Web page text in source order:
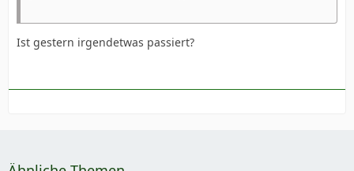
Ist gestern irgendetwas passiert?